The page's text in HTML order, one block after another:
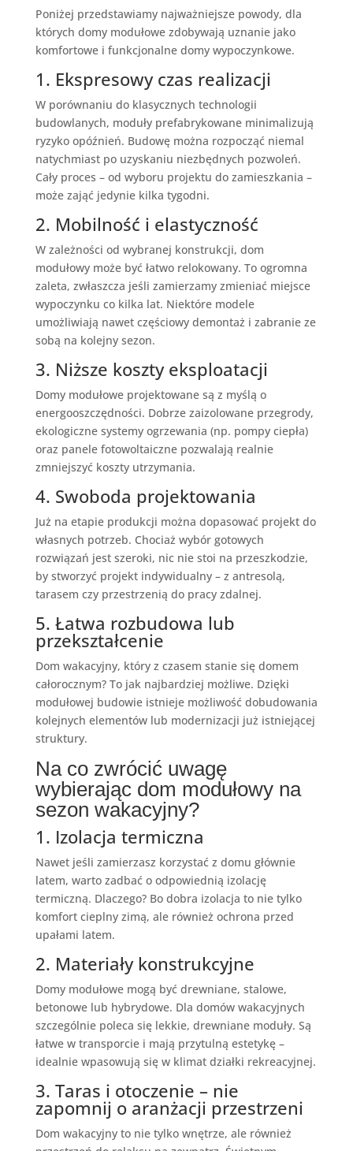
Poniżej przedstawiamy najważniejsze powody, dla
których domy modułowe zdobywają uznanie jako
komfortowe i funkcjonalne domy wypoczynkowe.
1. Ekspresowy czas realizacji
W porównaniu do klasycznych technologii
budowlanych, moduły prefabrykowane minimalizują
ryzyko opóźnień. Budowę można rozpocząć niemal
natychmiast po uzyskaniu niezbędnych pozwoleń.
Cały proces – od wyboru projektu do zamieszkania –
może zająć jedynie kilka tygodni.
2. Mobilność i elastyczność
W zależności od wybranej konstrukcji, dom
modułowy może być łatwo relokowany. To ogromna
zaleta, zwłaszcza jeśli zamierzamy zmieniać miejsce
wypoczynku co kilka lat. Niektóre modele
umożliwiają nawet częściowy demontaż i zabranie ze
sobą na kolejny sezon.
3. Niższe koszty eksploatacji
Domy modułowe projektowane są z myślą o
energooszczędności. Dobrze zaizolowane przegrody,
ekologiczne systemy ogrzewania (np. pompy ciepła)
oraz panele fotowoltaiczne pozwalają realnie
zmniejszyć koszty utrzymania.
4. Swoboda projektowania
Już na etapie produkcji można dopasować projekt do
własnych potrzeb. Chociaż wybór gotowych
rozwiązań jest szeroki, nic nie stoi na przeszkodzie,
by stworzyć projekt indywidualny – z antresolą,
tarasem czy przestrzenią do pracy zdalnej.
5. Łatwa rozbudowa lub
przekształcenie
Dom wakacyjny, który z czasem stanie się domem
całorocznym? To jak najbardziej możliwe. Dzięki
modułowej budowie istnieje możliwość dobudowania
kolejnych elementów lub modernizacji już istniejącej
struktury.
Na co zwrócić uwagę
wybierając dom modułowy na
sezon wakacyjny?
1. Izolacja termiczna
Nawet jeśli zamierzasz korzystać z domu głównie
latem, warto zadbać o odpowiednią izolację
termiczną. Dlaczego? Bo dobra izolacja to nie tylko
komfort cieplny zimą, ale również ochrona przed
upałami latem.
2. Materiały konstrukcyjne
Domy modułowe mogą być drewniane, stalowe,
betonowe lub hybrydowe. Dla domów wakacyjnych
szczególnie poleca się lekkie, drewniane moduły. Są
łatwe w transporcie i mają przytulną estetykę –
idealnie wpasowują się w klimat działki rekreacyjnej.
3. Taras i otoczenie – nie
zapomnij o aranżacji przestrzeni
Dom wakacyjny to nie tylko wnętrze, ale również